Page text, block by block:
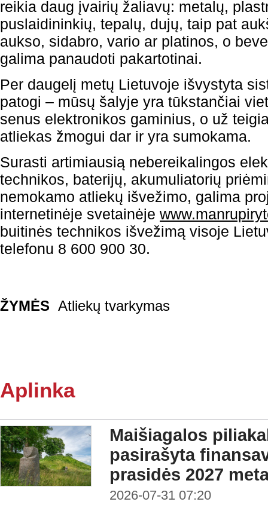
reikia daug įvairių žaliavų: metalų,
puslaidininkių, tepalų, dujų, taip pat
aukso, sidabro, vario ar platinos, o
galima panaudoti pakartotinai.
Per daugelį metų Lietuvoje išvystyta
patogi – mūsų šalyje yra tūkstančiai
senus elektronikos gaminius, o už
atliekas žmogui dar ir yra sumokama.
Surasti artimiausią nebereikalingos
technikos, baterijų, akumuliatorių
nemokamo atliekų išvežimo, galima
internetinėje svetainėje
buitinės technikos išvežimą visoje
telefonu 8 600 900 30.
ŽYMĖS Atliekų tvarkymas
Aplinka
Maišiagalos
pasirašyta
prasidės 2027
2026-07-31 07:20